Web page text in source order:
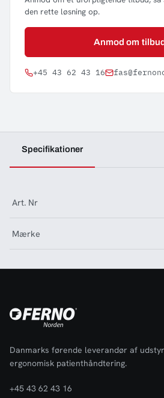
den rette løsning op.
Anmod om
+45 43 62 43 16
Specifikationer
Art. Nr
Mærke
Danmarks førende leverandør af
ergonomisk patienthåndtering.
+45 43 62 43 16